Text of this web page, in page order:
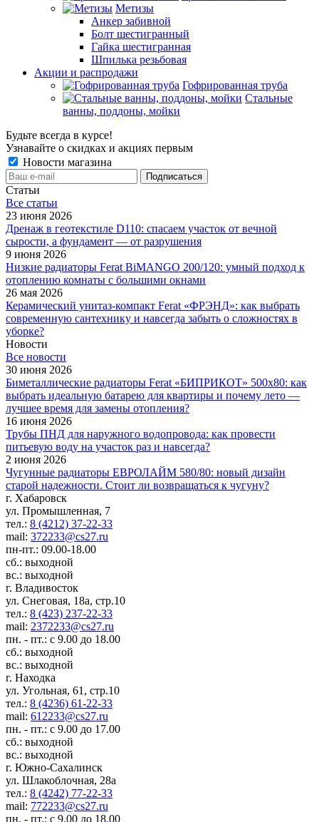
Метизы
Анкер забивной
Болт шестигранный
Гайка шестигранная
Шпилька резьбовая
Акции и распродажи
Гофрированная труба
Стальные
ванны, поддоны, мойки
Будьте всегда в курсе!
Узнавайте о скидках и акциях первым
Новости магазина
Статьи
Все cтатьи
23 июня 2026
Дренаж в геотекстиле D110: спасаем участок от вечной
сырости, а фундамент — от разрушения
9 июня 2026
Низкие радиаторы Ferat BiMANGO 200/120: умный подход к
отоплению комнаты с большими окнами
26 мая 2026
Керамический унитаз-компакт Ferat «ФРЭНД»: как выбрать
современную сантехнику и навсегда забыть о сложностях в
уборке?
Новости
Все новости
30 июня 2026
Биметаллические радиаторы Ferat «БИПРИКОТ» 500x80: как
выбрать идеальную батарею для квартиры и почему лето —
лучшее время для замены отопления?
16 июня 2026
Трубы ПНД для наружного водопровода: как провести
питьевую воду на участок раз и навсегда?
2 июня 2026
Чугунные радиаторы ЕВРОЛАЙМ 580/80: новый дизайн
старой надежности. Стоит ли возвращаться к чугуну?
г. Хабаровск
ул. Промышленная, 7
тел.: 8 (4212) 37-22-33
mail: 372233@cs27.ru
пн-пт.: 09.00-18.00
сб.: выходной
вс.: выходной
г. Владивосток
ул. Снеговая, 18а, стр.10
тел.: 8 (423) 237-22-33
mail: 2372233@cs27.ru
пн. - пт.: с 9.00 до 18.00
сб.: выходной
вс.: выходной
г. Находка
ул. Угольная, 61, стр.10
тел.: 8 (4236) 61-22-33
mail: 612233@cs27.ru
пн. - пт.: с 9.00 до 17.00
сб.: выходной
вс.: выходной
г. Южно-Сахалинск
ул. Шлакоблочная, 28а
тел.: 8 (4242) 77-22-33
mail: 772233@cs27.ru
пн. - пт.: с 9.00 до 18.00